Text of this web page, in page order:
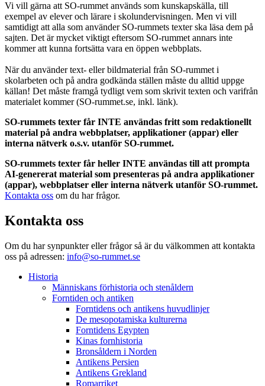
Vi vill gärna att SO-rummet används som kunskapskälla, till
exempel av elever och lärare i skolundervisningen. Men vi vill
samtidigt att alla som använder SO-rummets texter ska läsa dem på
sajten. Det är mycket viktigt eftersom SO-rummet annars inte
kommer att kunna fortsätta vara en öppen webbplats.
När du använder text- eller bildmaterial från SO-rummet i
skolarbeten och på andra godkända ställen måste du alltid uppge
källan! Det måste framgå tydligt vem som skrivit texten och varifrån
materialet kommer (SO-rummet.se, inkl. länk).
SO-rummets texter får INTE användas fritt som redaktionellt
material på andra webbplatser, applikationer (appar) eller
interna nätverk o.s.v. utanför SO-rummet.
SO-rummets texter får heller INTE användas till att prompta
AI-genererat material som presenteras på andra applikationer
(appar), webbplatser eller interna nätverk utanför SO-rummet.
Kontakta oss om du har frågor.
Kontakta oss
Om du har synpunkter eller frågor så är du välkommen att kontakta
oss på adressen: info@so-rummet.se
Historia
Människans förhistoria och stenåldern
Forntiden och antiken
Forntidens och antikens huvudlinjer
De mesopotamiska kulturerna
Forntidens Egypten
Kinas fornhistoria
Bronsåldern i Norden
Antikens Persien
Antikens Grekland
Romarriket